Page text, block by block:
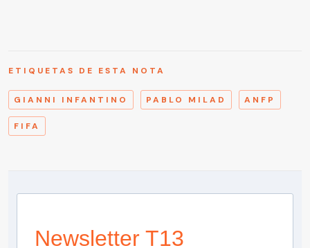
ETIQUETAS DE ESTA NOTA
GIANNI INFANTINO PABLO MILAD ANFP
FIFA
Newsletter T13